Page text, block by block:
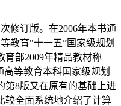
修订版。在2006年本书通
教育"十一五”国家级规划
育部2009年精品教材称
高等教育本科国家级规划
第8版又在原有的基础上进
较全面系统地介绍了计算